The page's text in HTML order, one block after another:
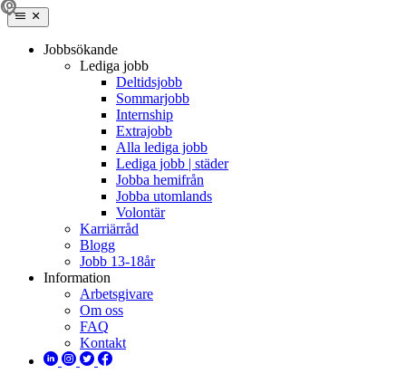
Jobbsökande
Lediga jobb
Deltidsjobb
Sommarjobb
Internship
Extrajobb
Alla lediga jobb
Lediga jobb | städer
Jobba hemifrån
Jobba utomlands
Volontär
Karriärråd
Blogg
Jobb 13-18år
Information
Arbetsgivare
Om oss
FAQ
Kontakt